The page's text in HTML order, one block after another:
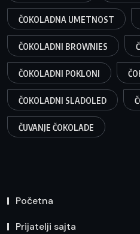
ČOKOLADNA UMETNOST
ČOKOLADNI BROWNIES
ČOKOLADNI POKLONI
ČOKOLADNI SLADOLED
ČUVANJE ČOKOLADE
Početna
Prijatelji sajta